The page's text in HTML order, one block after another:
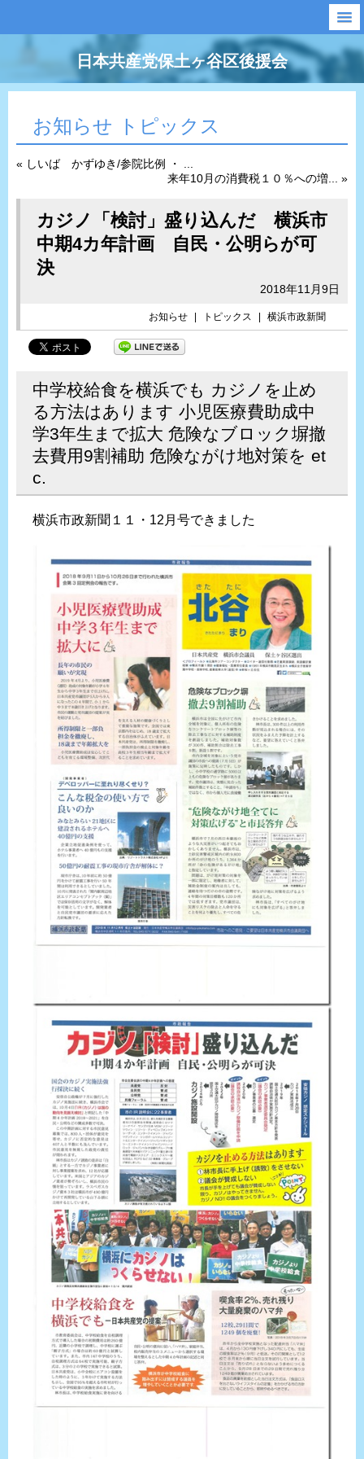
日本共産党保土ヶ谷区後援会
お知らせ トピックス
« しいば かずゆき/参院比例 ・ ...
来年10月の消費税１０％への増... »
カジノ「検討」盛り込んだ 横浜市
中期4カ年計画 自民・公明らが可
決
2018年11月9日
お知らせ トピックス 横浜市政新聞
中学校給食を横浜でも カジノを止め
る方法はあります 小児医療費助成中
学3年生まで拡大 危険なブロック塀撤
去費用9割補助 危険ながけ地対策を et
c.
横浜市政新聞１１・12月号できました